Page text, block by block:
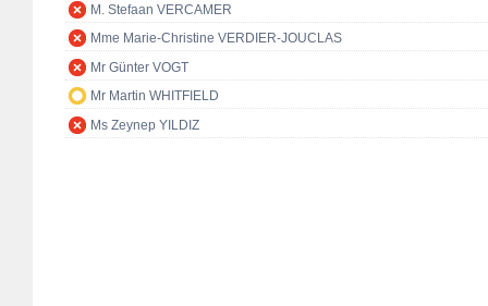
M. Stefaan VERCAMER
Mme Marie-Christine VERDIER-JOUCLAS
Mr Günter VOGT
Mr Martin WHITFIELD
Ms Zeynep YILDIZ